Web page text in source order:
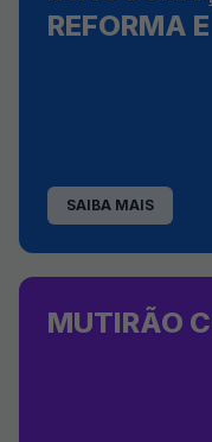
REFORMA
SAIBA MAIS
MUTIRÃO